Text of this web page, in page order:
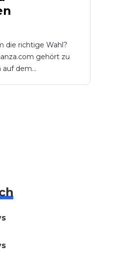
die richtige Wahl?
gehört zu
dem...